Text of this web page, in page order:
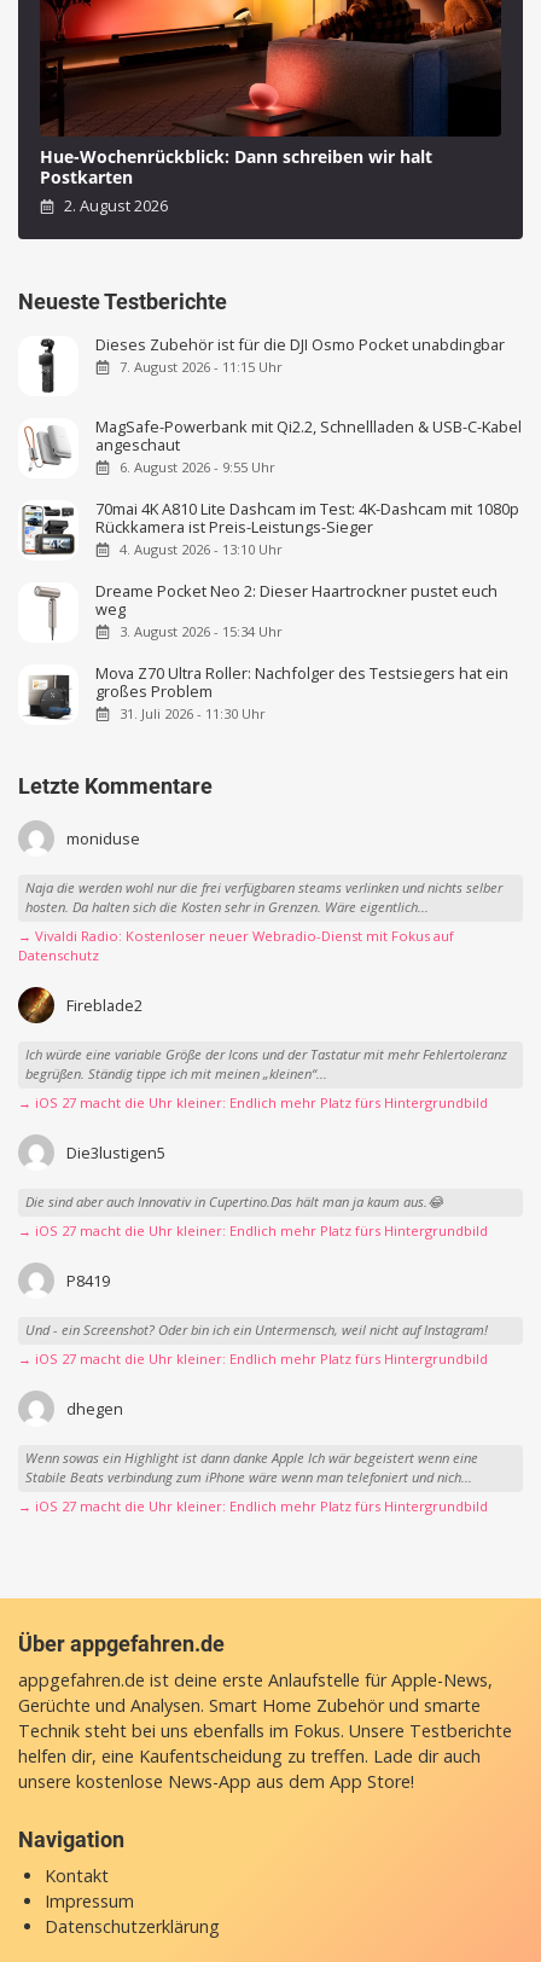
Hue-Wochenrückblick: Dann schreiben wir halt
Postkarten
2. August 2026
Neueste Testberichte
Dieses Zubehör ist für die DJI Osmo Pocket unabdingbar
7. August 2026 - 11:15 Uhr
MagSafe-Powerbank mit Qi2.2, Schnellladen & USB-C-Kabel
angeschaut
6. August 2026 - 9:55 Uhr
70mai 4K A810 Lite Dashcam im Test: 4K-Dashcam mit 1080p
Rückkamera ist Preis-Leistungs-Sieger
4. August 2026 - 13:10 Uhr
Dreame Pocket Neo 2: Dieser Haartrockner pustet euch
weg
3. August 2026 - 15:34 Uhr
Mova Z70 Ultra Roller: Nachfolger des Testsiegers hat ein
großes Problem
31. Juli 2026 - 11:30 Uhr
Letzte Kommentare
moniduse
Naja die werden wohl nur die frei verfügbaren steams verlinken und nichts selber
hosten. Da halten sich die Kosten sehr in Grenzen. Wäre eigentlich...
→ Vivaldi Radio: Kostenloser neuer Webradio-Dienst mit Fokus auf
Datenschutz
Fireblade2
Ich würde eine variable Größe der Icons und der Tastatur mit mehr Fehlertoleranz
begrüßen. Ständig tippe ich mit meinen „kleinen“...
→ iOS 27 macht die Uhr kleiner: Endlich mehr Platz fürs Hintergrundbild
Die3lustigen5
Die sind aber auch Innovativ in Cupertino.Das hält man ja kaum aus.😂
→ iOS 27 macht die Uhr kleiner: Endlich mehr Platz fürs Hintergrundbild
P8419
Und - ein Screenshot? Oder bin ich ein Untermensch, weil nicht auf Instagram!
→ iOS 27 macht die Uhr kleiner: Endlich mehr Platz fürs Hintergrundbild
dhegen
Wenn sowas ein Highlight ist dann danke Apple Ich wär begeistert wenn eine
Stabile Beats verbindung zum iPhone wäre wenn man telefoniert und nich...
→ iOS 27 macht die Uhr kleiner: Endlich mehr Platz fürs Hintergrundbild
Über appgefahren.de
appgefahren.de ist deine erste Anlaufstelle für Apple-News,
Gerüchte und Analysen. Smart Home Zubehör und smarte
Technik steht bei uns ebenfalls im Fokus. Unsere Testberichte
helfen dir, eine Kaufentscheidung zu treffen. Lade dir auch
unsere kostenlose News-App aus dem App Store!
Navigation
Kontakt
Impressum
Datenschutzerklärung